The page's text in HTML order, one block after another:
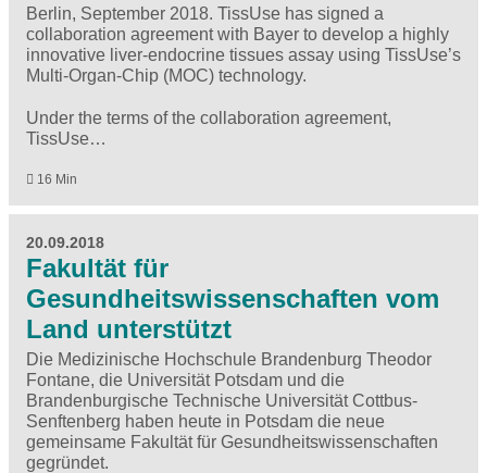
Berlin, September 2018. TissUse has signed a
collaboration agreement with Bayer to develop a highly
innovative liver-endocrine tissues assay using TissUse’s
Multi-Organ-Chip (MOC) technology.
Under the terms of the collaboration agreement,
TissUse…
16 Min
20.09.2018
Fakultät für
Gesundheitswissenschaften vom
Land unterstützt
Die Medizinische Hochschule Brandenburg Theodor
Fontane, die Universität Potsdam und die
Brandenburgische Technische Universität Cottbus-
Senftenberg haben heute in Potsdam die neue
gemeinsame Fakultät für Gesundheitswissenschaften
gegründet.